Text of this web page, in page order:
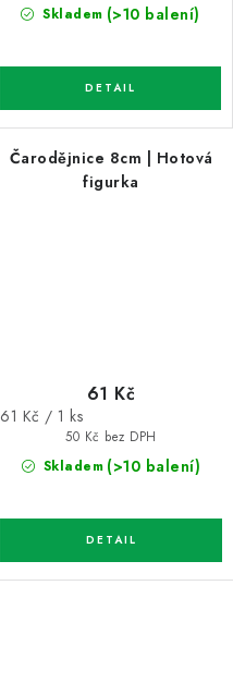
Skladem (>10 balení)
Čarodějnice 8cm | Hotová
figurka
Skladem (>10 balení)
50 Kč bez DPH
61 Kč
Měrná
61 Kč / 1 ks